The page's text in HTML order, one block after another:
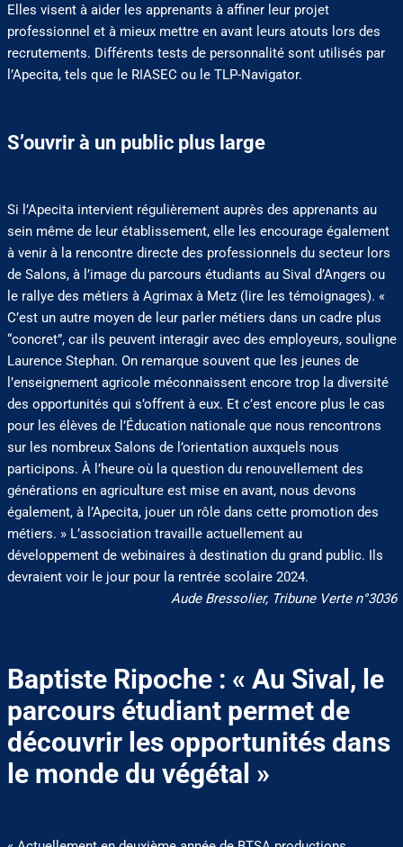
Elles visent à aider les apprenants à affiner leur projet
professionnel et à mieux mettre en avant leurs atouts lors des
recrutements. Différents tests de personnalité sont utilisés par
l’Apecita, tels que le RIASEC ou le TLP-Navigator.
S’ouvrir à un public plus large
Si l’Apecita intervient régulièrement auprès des apprenants au
sein même de leur établissement, elle les encourage également
à venir à la rencontre directe des professionnels du secteur lors
de Salons, à l’image du parcours étudiants au Sival d’Angers ou
le rallye des métiers à Agrimax à Metz (lire les témoignages). «
C’est un autre moyen de leur parler métiers dans un cadre plus
“concret”, car ils peuvent interagir avec des employeurs, souligne
Laurence Stephan. On remarque souvent que les jeunes de
l’enseignement agricole méconnaissent encore trop la diversité
des opportunités qui s’offrent à eux. Et c’est encore plus le cas
pour les élèves de l’Éducation nationale que nous rencontrons
sur les nombreux Salons de l’orientation auxquels nous
participons. À l’heure où la question du renouvellement des
générations en agriculture est mise en avant, nous devons
également, à l’Apecita, jouer un rôle dans cette promotion des
métiers. » L’association travaille actuellement au
développement de webinaires à destination du grand public. Ils
devraient voir le jour pour la rentrée scolaire 2024.
Aude Bressolier, Tribune Verte n°3036
Baptiste Ripoche : « Au Sival, le
parcours étudiant permet de
découvrir les opportunités dans
le monde du végétal »